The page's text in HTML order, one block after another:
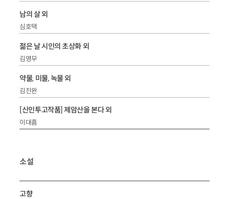
남의 살 외
심호택
젊은 날 시인의 초상화 외
김영무
약물, 미물, 녹물 외
김진완
[신인투고작품] 제암산을 본다 외
이대흠
소설
고향